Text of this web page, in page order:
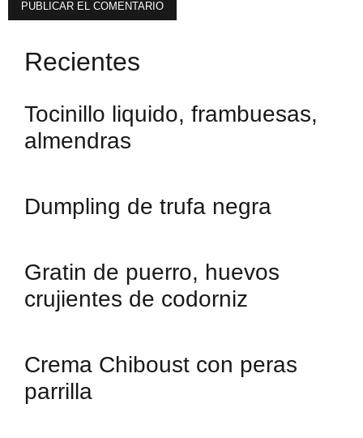
Recientes
Tocinillo liquido, frambuesas,
almendras
Dumpling de trufa negra
Gratin de puerro, huevos
crujientes de codorniz
Crema Chiboust con peras
parrilla